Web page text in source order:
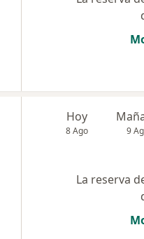
Hoy
8 Ago 9
La reserva